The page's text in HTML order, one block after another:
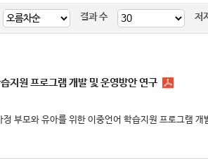
결과 수 저
지원 프로그램 개발 및 운영방안 연구
모와 유아를 위한 이중언어 학습지원 프로그램